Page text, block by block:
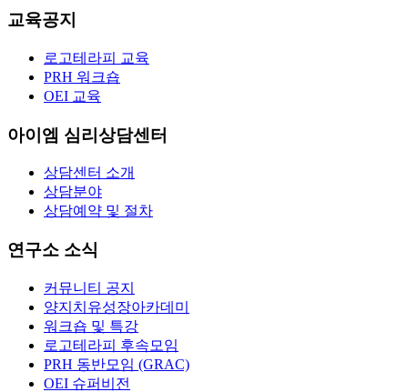
교육공지
로고테라피 교육
PRH 워크숍
OEI 교육
아이엠 심리상담센터
상담센터 소개
상담분야
상담예약 및 절차
연구소 소식
커뮤니티 공지
양지치유성장아카데미
워크숍 및 특강
로고테라피 후속모임
PRH 동반모임 (GRAC)
OEI 슈퍼비전